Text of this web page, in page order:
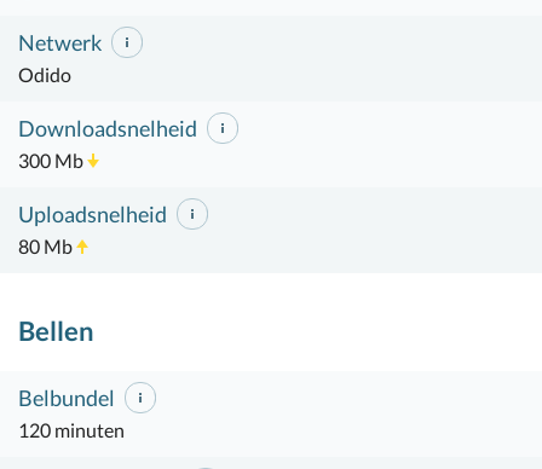
Netwerk
Odido
Downloadsnelheid
300 Mb
Uploadsnelheid
80 Mb
Bellen
Belbundel
120 minuten